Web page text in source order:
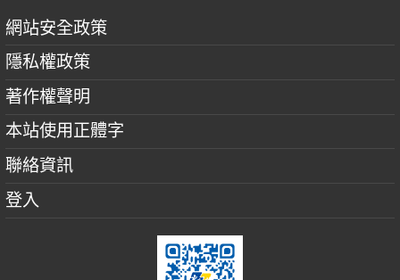
網站安全政策
隱私權政策
著作權聲明
本站使用正體字
聯絡資訊
登入